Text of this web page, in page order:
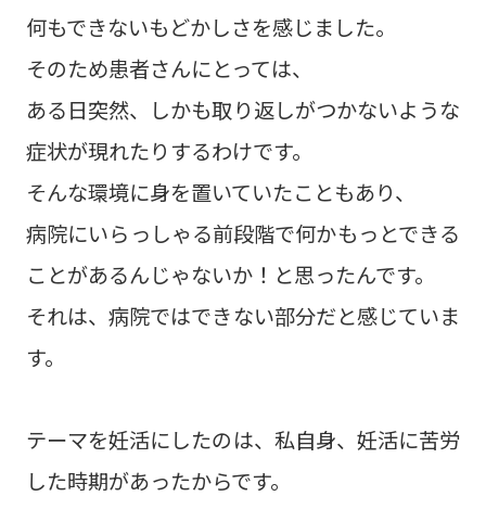
何もできないもどかしさを感じました。
そのため患者さんにとっては、
ある日突然、しかも取り返しがつかないような
症状が現れたりするわけです。
そんな環境に身を置いていたこともあり、
病院にいらっしゃる前段階で何かもっとできる
ことがあるんじゃないか！と思ったんです。
それは、病院ではできない部分だと感じていま
す。
テーマを妊活にしたのは、私自身、妊活に苦労
した時期があったからです。